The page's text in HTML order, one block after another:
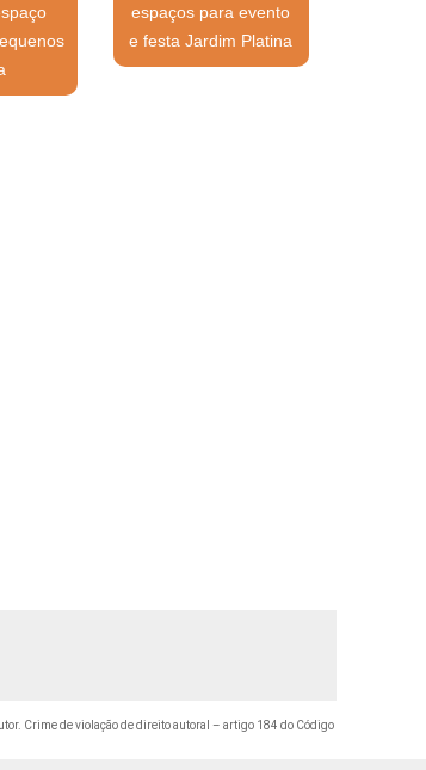
espaços para evento
e festa Jardim Platina
Crime de violação de direito autoral – artigo 184 do Código